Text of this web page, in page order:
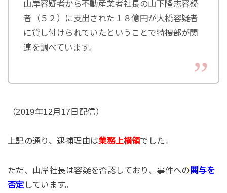
山岸容疑者から不動産業者社長の山下隆志容疑
者（５２）に支出された１８億円が大橋容疑者
に貸し付けられていたということで特捜部が関
連を調べています。
（2019年12月17日配信）
上記の通り、逮捕理由は業務上横領でした。
ただ、山岸社長は容疑を否認しており、事件への 関与を
否定 しています。